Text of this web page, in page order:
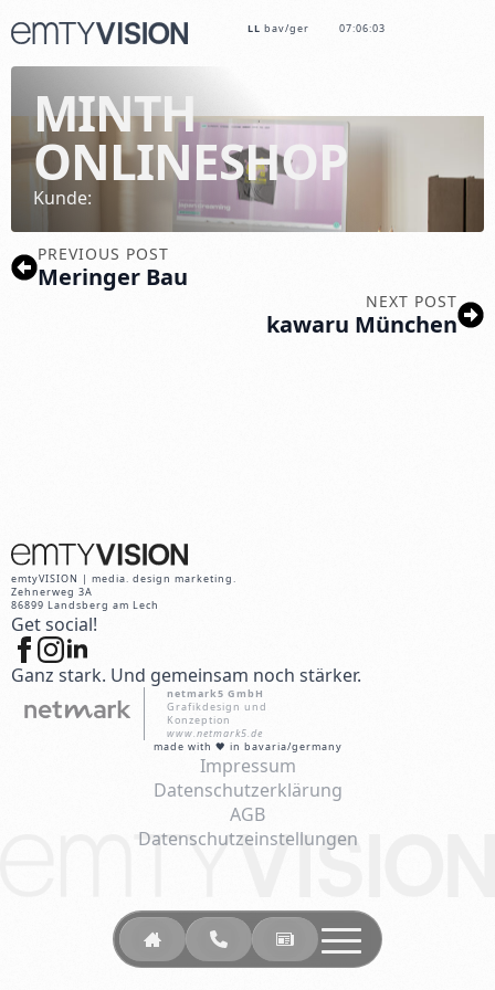
LL bav/ger 07:06:03
MINTH
ONLINESHOP
Kunde:
PREVIOUS POST
Meringer Bau
NEXT POST
kawaru München
emtyVISION | media. design marketing.
Zehnerweg 3A
86899 Landsberg am Lech
Get social!
Ganz stark. Und gemeinsam noch stärker.
netmark5 GmbH
Grafikdesign und
Konzeption
www.netmark5.de
made with 🖤 in bavaria/germany
Impressum
Datenschutzerklärung
AGB
Datenschutzeinstellungen